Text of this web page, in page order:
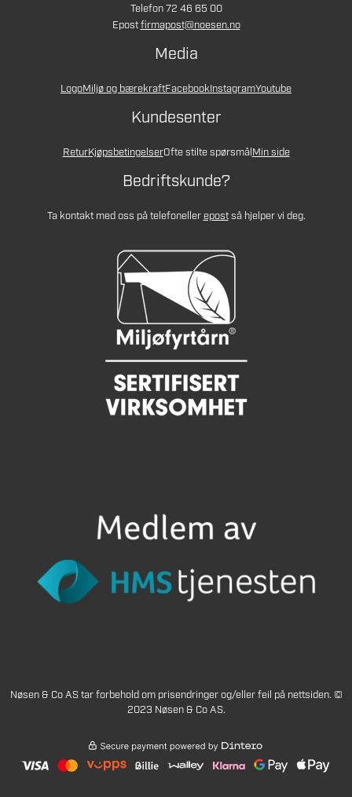
Telefon 72 46 65 00
Epostfirmapost@noesen.no
Media
LogoMiljø og bærekraftFacebookInstagramYoutube
Kundesenter
ReturKjøpsbetingelserOfte stilte spørsmålMin side
Bedriftskunde?
Ta kontakt med oss på telefonellerepostså hjelper vi deg.
Nøsen & Co AS tar forbehold om prisendringer og/eller feil på nettsiden. ©
2023 Nøsen & Co AS.